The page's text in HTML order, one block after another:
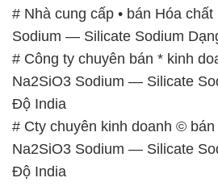
# Nhà cung cấp • bán Hóa
Sodium — Silicate Sodium
# Công ty chuyên bán * kinh
Na2SiO3 Sodium — Silicate
Độ India
# Cty chuyên kinh doanh ©
Na2SiO3 Sodium — Silicate
Độ India